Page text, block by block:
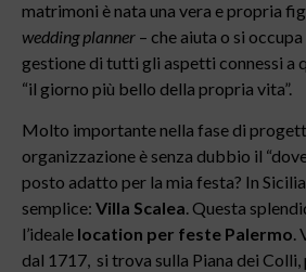
matrimoni è nata una vera e propria
wedding planner – che aiuta o si
gestione di tutti gli aspetti connessi a
“il giorno più bello della propria vita”.
Molto importante nella fase di
organizzazione è senza dubbio il
posto adatto per la mia festa? In
semplice: Villa Scalea. Questa
l’ideale location per feste Palermo.
dal 1717, si trova sulla Piana dei